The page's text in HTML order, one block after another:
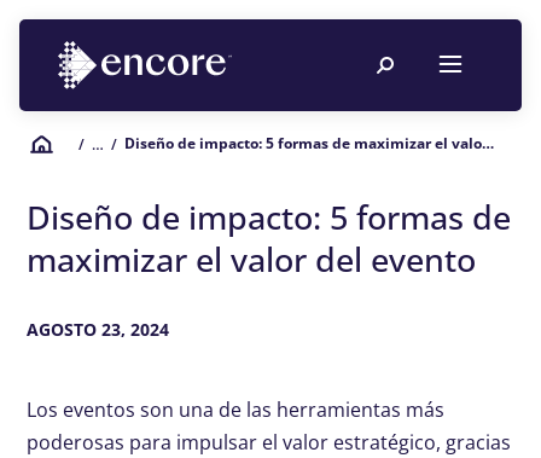
/ … / Diseño de impacto: 5 formas de maximizar el valor del evento
Diseño de impacto: 5 formas de
maximizar el valor del evento
AGOSTO 23, 2024
Los eventos son una de las herramientas más
poderosas para impulsar el valor estratégico, gracias